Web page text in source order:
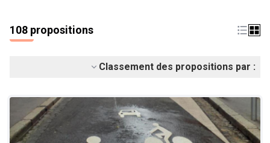
108 propositions
Classement des propositions par :